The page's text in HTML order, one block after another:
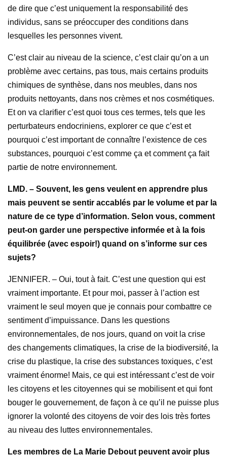
de dire que c’est uniquement la responsabilité des
individus, sans se préoccuper des conditions dans
lesquelles les personnes vivent.
C’est clair au niveau de la science, c’est clair qu’on a un
problème avec certains, pas tous, mais certains produits
chimiques de synthèse, dans nos meubles, dans nos
produits nettoyants, dans nos crèmes et nos cosmétiques.
Et on va clarifier c’est quoi tous ces termes, tels que les
perturbateurs endocriniens, explorer ce que c’est et
pourquoi c’est important de connaître l’existence de ces
substances, pourquoi c’est comme ça et comment ça fait
partie de notre environnement.
LMD. – Souvent, les gens veulent en apprendre plus
mais peuvent se sentir accablés par le volume et par la
nature de ce type d’information. Selon vous, comment
peut-on garder une perspective informée et à la fois
équilibrée (avec espoir!) quand on s’informe sur ces
sujets?
JENNIFER. – Oui, tout à fait. C’est une question qui est
vraiment importante. Et pour moi, passer à l’action est
vraiment le seul moyen que je connais pour combattre ce
sentiment d’impuissance. Dans les questions
environnementales, de nos jours, quand on voit la crise
des changements climatiques, la crise de la biodiversité, la
crise du plastique, la crise des substances toxiques, c’est
vraiment énorme! Mais, ce qui est intéressant c’est de voir
les citoyens et les citoyennes qui se mobilisent et qui font
bouger le gouvernement, de façon à ce qu’il ne puisse plus
ignorer la volonté des citoyens de voir des lois très fortes
au niveau des luttes environnementales.
Les membres de La Marie Debout peuvent avoir plus